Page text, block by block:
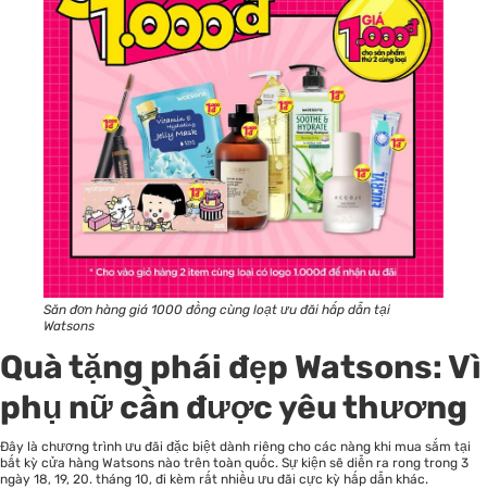
Săn đơn hàng giá 1000 đồng cùng loạt ưu đãi hấp dẫn tại
Watsons
Quà tặng phái đẹp Watsons: Vì
phụ nữ cần được yêu thương
Đây là chương trình ưu đãi đặc biệt dành riêng cho các nàng khi mua sắm tại
bất kỳ cửa hàng Watsons nào trên toàn quốc. Sự kiện sẽ diễn ra rong trong 3
ngày 18, 19, 20. tháng 10, đi kèm rất nhiều ưu đãi cực kỳ hấp dẫn khác.